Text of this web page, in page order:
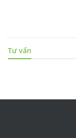
Tư vấn